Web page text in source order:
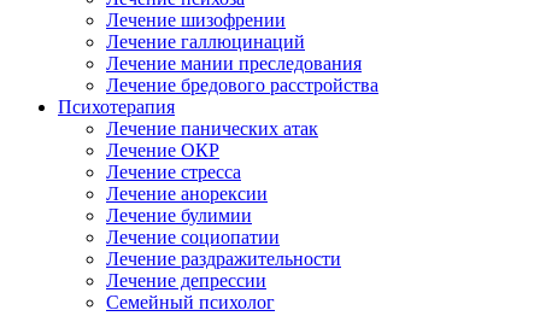
Лечение шизофрении
Лечение галлюцинаций
Лечение мании преследования
Лечение бредового расстройства
Психотерапия
Лечение панических атак
Лечение ОКР
Лечение стресса
Лечение анорексии
Лечение булимии
Лечение социопатии
Лечение раздражительности
Лечение депрессии
Семейный психолог